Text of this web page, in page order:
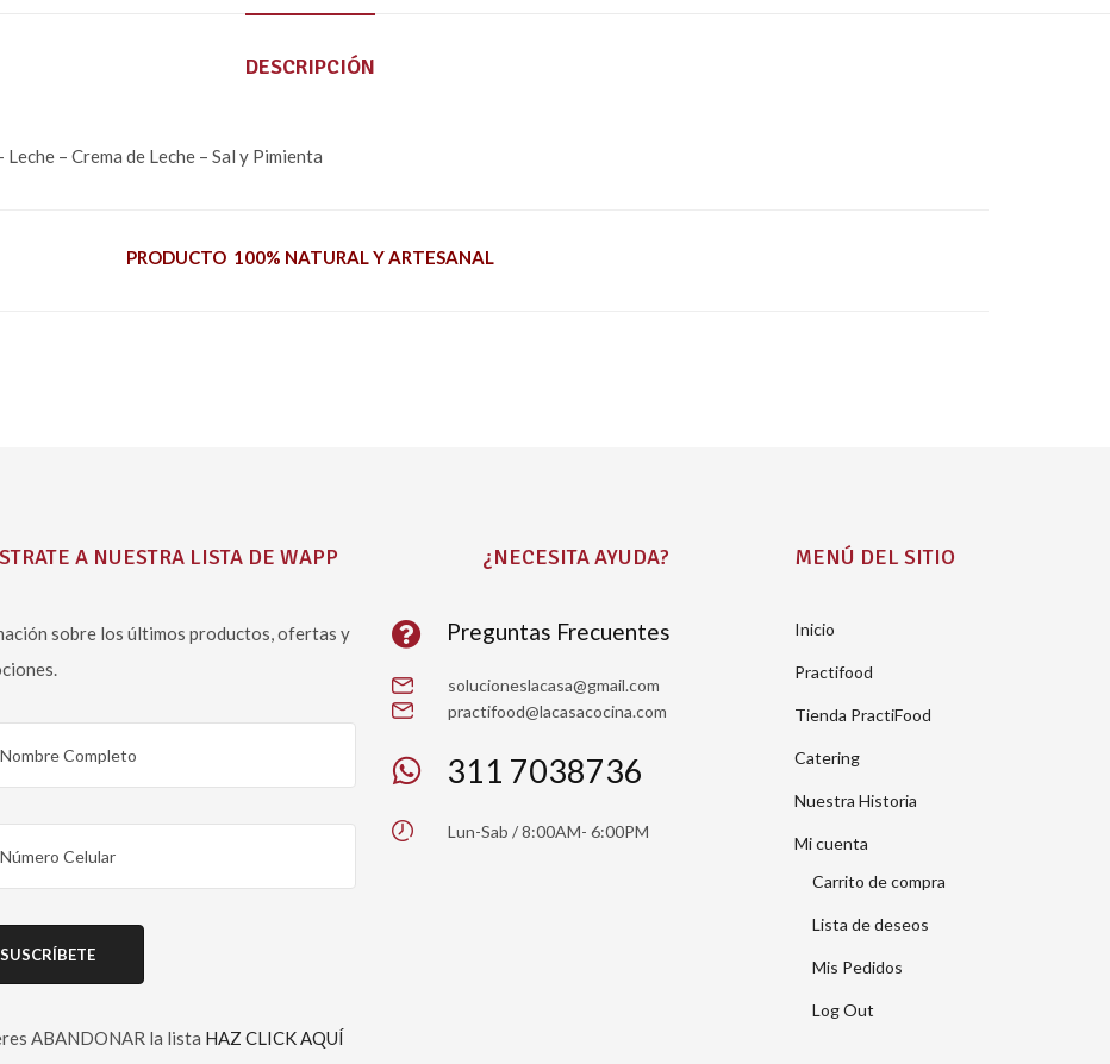
DESCRIPCIÓN
– Crema de Leche – Sal y Pimienta
PRODUCTO 100% NATURAL Y ARTESANAL
A NUESTRA LISTA DE WAPP
sobre los últimos productos, ofertas y
ABANDONAR la lista HAZ CLICK AQUÍ
¿NECESITA AYUDA?
Preguntas Frecuentes
solucioneslacasa@gmail.com
practifood@lacasacocina.com
311 7038736
Lun-Sab / 8:00AM- 6:00PM
MENÚ DEL SITIO
Inicio
Practifood
Tienda PractiFood
Catering
Nuestra Historia
Mi cuenta
Carrito de compra
Lista de deseos
Mis Pedidos
Log Out